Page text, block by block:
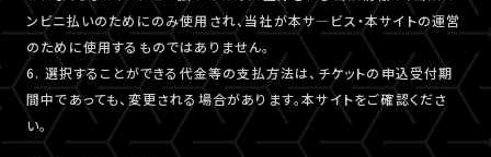
ンビニ払いのためにのみ使用され、当社が本サ―ビス・本サイトの運営
のために使用するものではありません。
6. 選択することができる代金等の支払方法は、チケットの申込受付期
間中であっても、変更される場合があります。本サイトをご確認くださ
い。